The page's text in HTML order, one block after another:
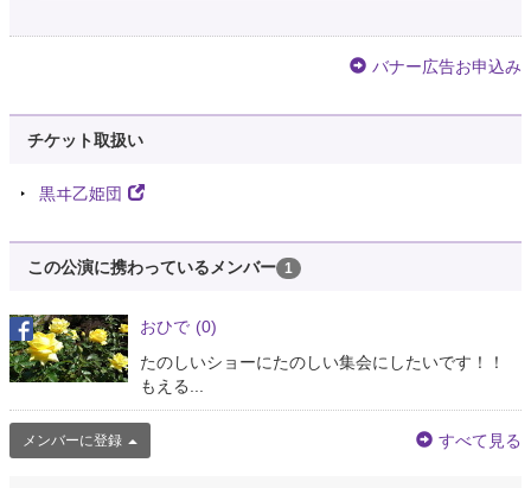
バナー広告お申込み
チケット取扱い
黒ヰ乙姫団
この公演に携わっているメンバー 1
おひで (0)
たのしいショーにたのしい集会にしたいです！！
もえる...
メンバーに登録 すべて見る